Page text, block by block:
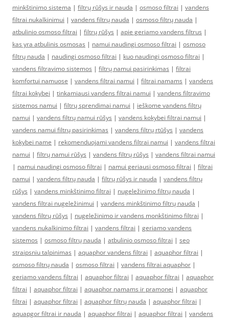
minkštinimo sistema | filtrų rūšys ir nauda | osmoso filtrai | vandens
filtrai nukalkinimui | vandens filtrų nauda | osmoso filtrų nauda |
atbulinio osmoso filtrai | filtrų rūšys | apie geriamo vandens filtrus |
kas yra atbulinis osmosas | namui naudingi osmoso filtrai | osmoso
filtrų nauda | naudingi osmoso filtrai | kuo naudingi osmoso filtrai |
vandens filtravimo sistemos | filtrų namui pasirinkimas | filtrai
komfortui namuose | vandens filtrai namui | filtrai namams | vandens
filtrai kokybei | tinkamiausi vandens filtrai namui | vandens filtravimo
sistemos namui | filtrų sprendimai namui | ieškome vandens filtrų
namui | vandens filtrų namui rūšys | vandens kokybei filtrai namui |
vandens namui filtrų pasirinkimas | vandens filtrų rtūšys | vandens
kokybei name | rekomenduojami vandens filtrai namui | vandens filtrai
namui | filtrų namui rūšys | vandens filtrų rūšys | vandens filtrai namui
| namui naudingi osmoso filtrai | namui geriausi osmoso filtrai | filtrai
namui | vandens filtrų nauda | filtrų rūšys ir nauda | vandens filtrų
rūšys | vandens minkštinimo filtrai | nugeležinimo filtrų nauda |
vandens filtrai nugeležinimui | vandens minkštinimo filtrų nauda |
vandens filtrų rūšys | nugeležinimo ir vandens monkštinimo filtrai |
vandens nukalkinimo filtrai | vandens filtrai | geriamo vandens
sistemos | osmoso filtrų nauda | atbulinio osmoso filtrai | seo
straipsniu talpinimas | aquaphor vandens filtrai | aquaphor filtrai |
osmoso filtrų nauda | osmoso filtrai | vandens filtrai aquaphor |
geriamo vandens filtrai | aquaphor filtrai | aquaphor filtrai | aquaphor
filtrai | aquaphor filtrai | aquaphor namams ir pramonei | aquaphor
filtrai | aquaphor filtrai | aquaphor filtrų nauda | aquaphor filtrai |
aquapgor filtrai ir nauda | aquaphor filtrai | aquaphor filtrai | vandens